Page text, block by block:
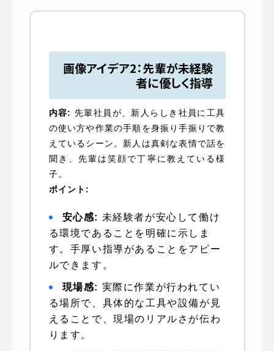
画像アイデア2：先輩が未経験
者に優しく指導
内容: 先輩社員が、新人らしき社員に工具
の使い方や作業の手順を身振り手振りで教
えているシーン。新人は真剣な表情で話を
聞き、先輩は笑顔で丁寧に教えている様
子。
ポイント:
安心感: 未経験者が安心して働け
る環境であることを明確に示しま
す。手厚い指導があることをアピー
ルできます。
現場感: 実際に作業が行われてい
る場所で、具体的な工具や設備が見
えることで、現場のリアルさが伝わ
ります。